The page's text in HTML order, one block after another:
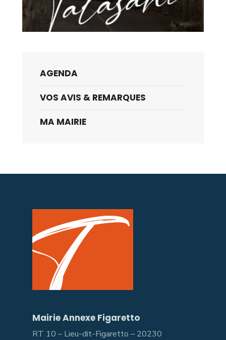
AGENDA
VOS AVIS & REMARQUES
MA MAIRIE
Mairie Annexe Figaretto
RT 10 – Lieu-dit-Figaretto – 20230